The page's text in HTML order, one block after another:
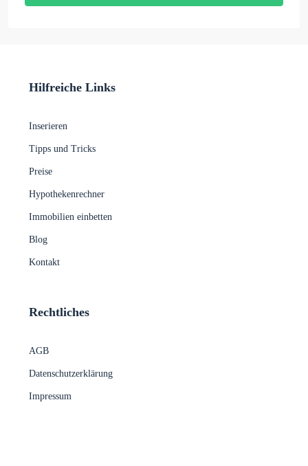
Hilfreiche Links
Inserieren
Tipps und Tricks
Preise
Hypothekenrechner
Immobilien einbetten
Blog
Kontakt
Rechtliches
AGB
Datenschutzerklärung
Impressum